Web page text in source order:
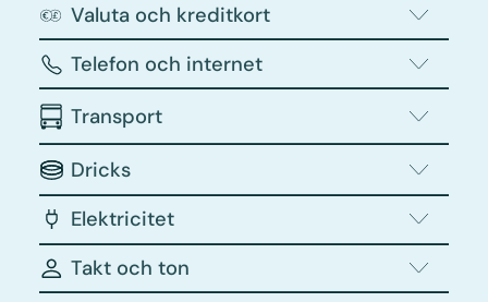
Valuta och kreditkort
Telefon och internet
Transport
Dricks
Elektricitet
Takt och ton